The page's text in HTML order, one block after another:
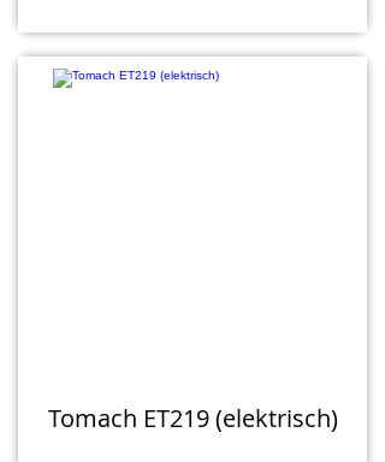
Tomach ET219 (elektrisch)